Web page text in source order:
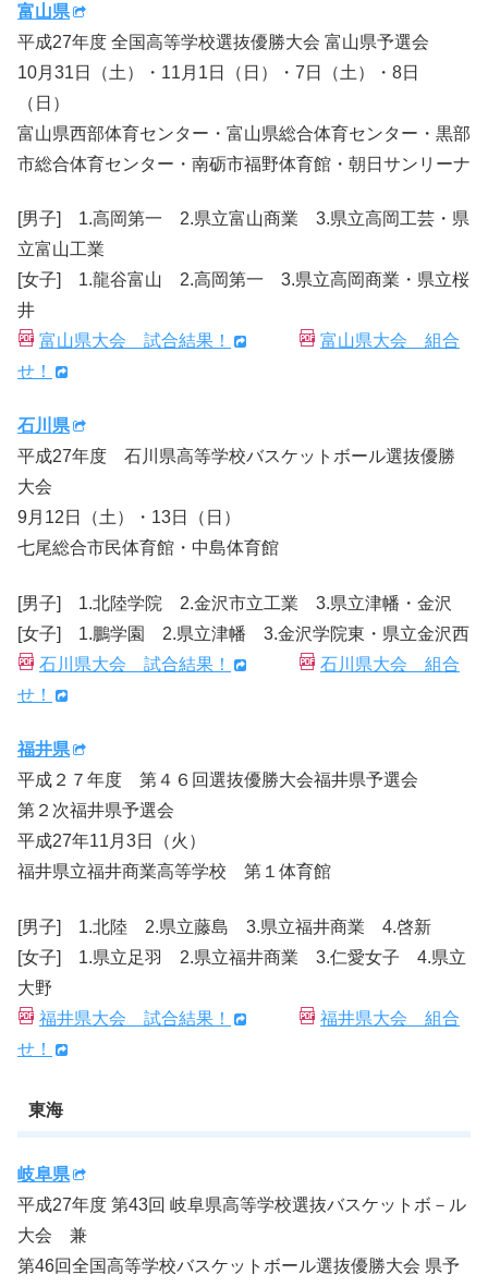
富山県
平成27年度 全国高等学校選抜優勝大会 富山県予選会
10月31日（土）・11月1日（日）・7日（土）・8日
（日）
富山県西部体育センター・富山県総合体育センター・黒部
市総合体育センター・南砺市福野体育館・朝日サンリーナ
[男子] 1.高岡第一 2.県立富山商業 3.県立高岡工芸・県
立富山工業
[女子] 1.龍谷富山 2.高岡第一 3.県立高岡商業・県立桜
井
富山県大会 試合結果！
富山県大会 組合
せ！
石川県
平成27年度 石川県高等学校バスケットボール選抜優勝
大会
9月12日（土）・13日（日）
七尾総合市民体育館・中島体育館
[男子] 1.北陸学院 2.金沢市立工業 3.県立津幡・金沢
[女子] 1.鵬学園 2.県立津幡 3.金沢学院東・県立金沢西
石川県大会 試合結果！
石川県大会 組合
せ！
福井県
平成２７年度 第４６回選抜優勝大会福井県予選会
第２次福井県予選会
平成27年11月3日（火）
福井県立福井商業高等学校 第１体育館
[男子] 1.北陸 2.県立藤島 3.県立福井商業 4.啓新
[女子] 1.県立足羽 2.県立福井商業 3.仁愛女子 4.県立
大野
福井県大会 試合結果！
福井県大会 組合
せ！
東海
岐阜県
平成27年度 第43回 岐阜県高等学校選抜バスケットボ－ル
大会 兼
第46回全国高等学校バスケットボール選抜優勝大会 県予